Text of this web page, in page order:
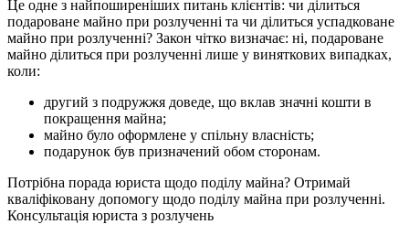
Це одне з найпоширеніших питань клієнтів: чи ділиться
подароване майно при розлученні та чи ділиться успадковане
майно при розлученні? Закон чітко визначає: ні, подароване
майно ділиться при розлученні лише у виняткових випадках,
коли:
другий з подружжя доведе, що вклав значні кошти в
покращення майна;
майно було оформлене у спільну власність;
подарунок був призначений обом сторонам.
Потрібна порада юриста щодо поділу майна? Отримай
кваліфіковану допомогу щодо поділу майна при розлученні.
Консультація юриста з розлучень